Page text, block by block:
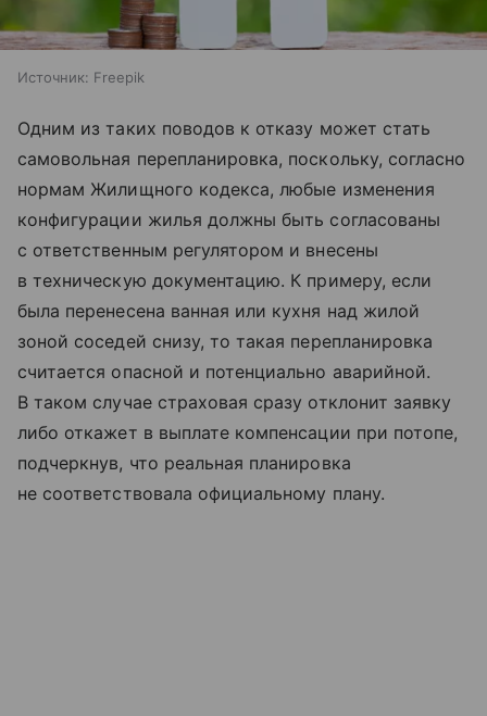
Источник: Freepik
Одним из таких поводов к отказу может стать
самовольная перепланировка, поскольку, согласно
нормам Жилищного кодекса, любые изменения
конфигурации жилья должны быть согласованы
с ответственным регулятором и внесены
в техническую документацию. К примеру, если
была перенесена ванная или кухня над жилой
зоной соседей снизу, то такая перепланировка
считается опасной и потенциально аварийной.
В таком случае страховая сразу отклонит заявку
либо откажет в выплате компенсации при потопе,
подчеркнув, что реальная планировка
не соответствовала официальному плану.